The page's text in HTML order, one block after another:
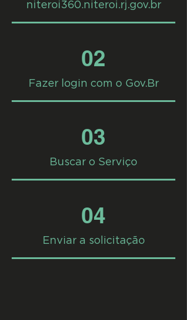
niteroi360.niteroi.rj.gov.br
02
Fazer login com o Gov.Br
03
Buscar o Serviço
04
Enviar a solicitação